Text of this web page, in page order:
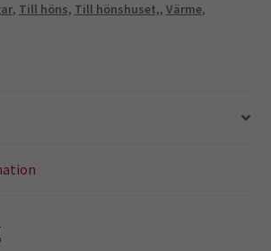
, Till höns, Till hönshuset,, Värme,